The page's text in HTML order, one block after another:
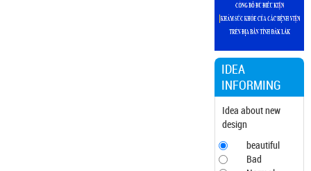
Document
24/KH-SYTvề
việc thực hiện
Chương trình
hành động thực
hiện Nghị quyết
số 01/NQ-CP
ngày
05/01/2024 của
Chính phủ về
nhiệm vụ, giải
pháp chủ yếu
IDEA
INFORMING
Idea about new
design
beautiful
Bad